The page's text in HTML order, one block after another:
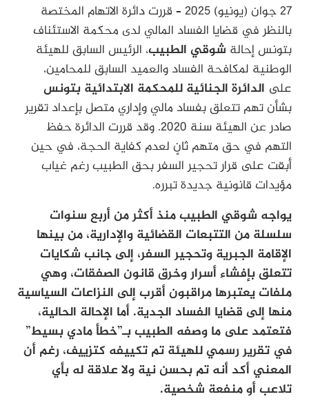
27 جوان (يونيو) 2025 – قررت دائرة الاتهام المختصة
بالنظر في قضايا الفساد المالي لدى محكمة الاستئناف
بتونس إحالة شوقي الطبيب، الرئيس السابق للهيئة
الوطنية لمكافحة الفساد والعميد السابق للمحامين،
على الدائرة الجنائية للمحكمة الابتدائية بتونس
بشأن تهم تتعلق بفساد مالي وإداري متصل بإعداد تقرير
صادر عن الهيئة سنة 2020. وقد قررت الدائرة حفظ
التهم في حق متهم ثانٍ لعدم كفاية الحجة، في حين
أبقت على قرار تحجير السفر بحق الطبيب رغم غياب
مؤيدات قانونية جديدة تبرره.
يواجه شوقي الطبيب منذ أكثر من أربع سنوات
سلسلة من التتبعات القضائية والإدارية، من بينها
الإقامة الجبرية وتحجير السفر، إلى جانب شكايات
تتعلق بإفشاء أسرار وخرق قانون الصفقات، وهي
ملفات يعتبرها مراقبون أقرب إلى النزاعات السياسية
منها إلى قضايا الفساد الجدية. أما الإحالة الحالية،
فتعتمد على ما وصفه الطبيب بـ”خطأ مادي بسيط”
في تقرير رسمي للهيئة تم تكييفه كتزييف، رغم أن
المعني أكد أنه تم بحسن نية ولا علاقة له بأي
تلاعب أو منفعة شخصية.